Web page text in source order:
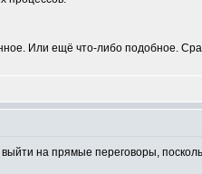
Или ещё что-либо подобное.
на прямые переговоры,